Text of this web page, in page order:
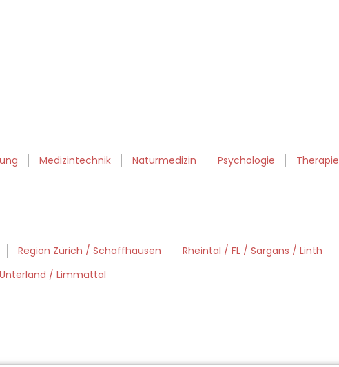
Medizintechnik Naturmedizin Psychologie Therapie
Region Zürich / Schaffhausen Rheintal / FL / Sargans / Linth
/ Limmattal